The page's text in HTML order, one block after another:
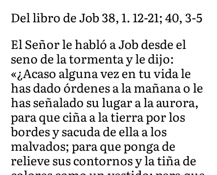
Del libro de Job 38, 1. 12-21; 40, 3-5
El Señor le habló a Job desde el
seno de la tormenta y le dijo:
«¿Acaso alguna vez en tu vida le
has dado órdenes a la mañana o le
has señalado su lugar a la aurora,
para que ciña a la tierra por los
bordes y sacuda de ella a los
malvados; para que ponga de
relieve sus contornos y la tiña de